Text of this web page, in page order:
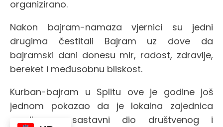
organizirano.
Nakon bajram-namaza vjernici su jedni
drugima čestitali Bajram uz dove da
bajramski dani donesu mir, radost, zdravlje,
bereket i međusobnu bliskost.
Kurban-bajram u Splitu ove je godine još
jednom pokazao da je lokalna zajednica
muslimana sastavni dio društvenog i